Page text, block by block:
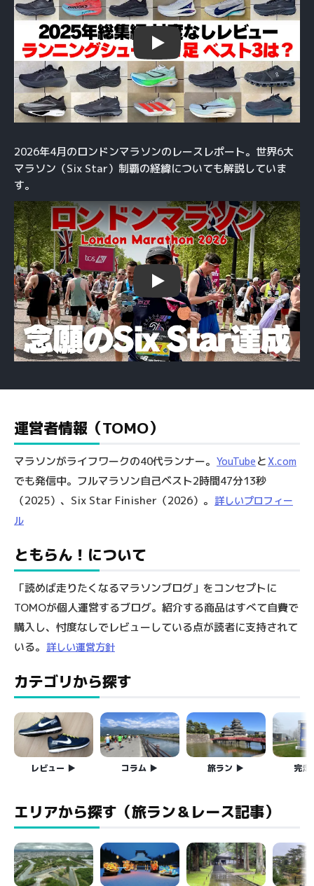
Play
2026年4月のロンドンマラソンのレースレポート。世界6大
マラソン（Six Star）制覇の経緯についても解説していま
す。
Play
運営者情報（TOMO）
マラソンがライフワークの40代ランナー。 YouTube とX.com
でも発信中。フルマラソン自己ベスト2時間47分13秒
（2025）、Six Star Finisher（2026）。 詳しいプロフィー
ル
ともらん！について
「読めば走りたくなるマラソンブログ」をコンセプトに
TOMOが個人運営するブログ。紹介する商品はすべて自費で
購入し、忖度なしでレビューしている点が読者に支持されて
いる。 詳しい運営方針
カテゴリから探す
レビュー コラム 旅ラン 完走
エリアから探す（旅ラン＆レース記事）